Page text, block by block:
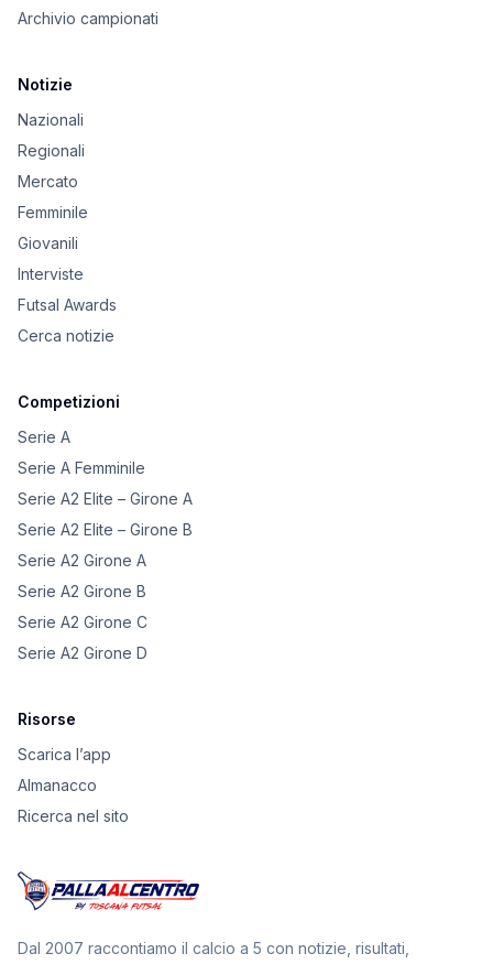
Archivio campionati
Notizie
Nazionali
Regionali
Mercato
Femminile
Giovanili
Interviste
Futsal Awards
Cerca notizie
Competizioni
Serie A
Serie A Femminile
Serie A2 Elite – Girone A
Serie A2 Elite – Girone B
Serie A2 Girone A
Serie A2 Girone B
Serie A2 Girone C
Serie A2 Girone D
Risorse
Scarica l’app
Almanacco
Ricerca nel sito
Dal 2007 raccontiamo il calcio a 5 con notizie, risultati,